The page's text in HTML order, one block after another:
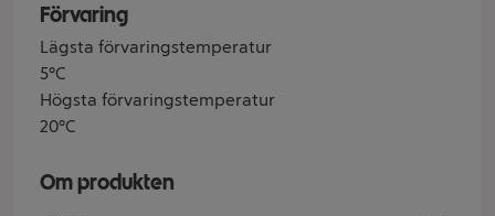
Förvaring
Lägsta förvaringstemperatur
5°C
Högsta förvaringstemperatur
20°C
Om produkten